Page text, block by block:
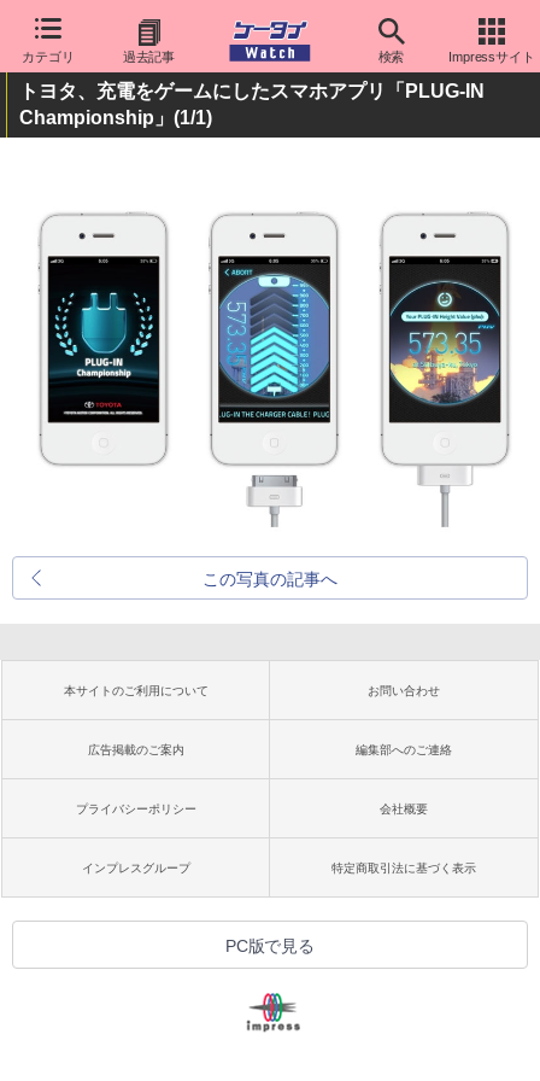
カテゴリ 過去記事 検索 Impressサイト
トヨタ、充電をゲームにしたスマホアプリ「PLUG-IN
Championship」 (1/1)
この写真の記事へ
本サイトのご利用について お問い合わせ
広告掲載のご案内 編集部へのご連絡
プライバシーポリシー 会社概要
インプレスグループ 特定商取引法に基づく表示
PC版で見る